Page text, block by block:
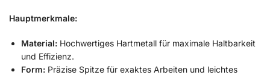
Hauptmerkmale:
Material: Hochwertiges Hartmetall für maximale Haltbarkeit
und Effizienz.
Form: Präzise Spitze für exaktes Arbeiten und leichtes